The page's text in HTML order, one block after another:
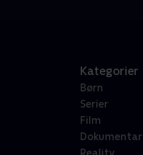
Kategorier
Børn
Serier
Film
Dokumentar